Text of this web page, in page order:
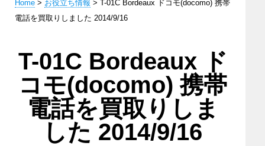
Home > お役立ち情報 > T-01C Bordeaux ドコモ(docomo) 携帯
電話を買取りしました 2014/9/16
T-01C Bordeaux ド
コモ(docomo) 携帯
電話を買取りしま
した 2014/9/16